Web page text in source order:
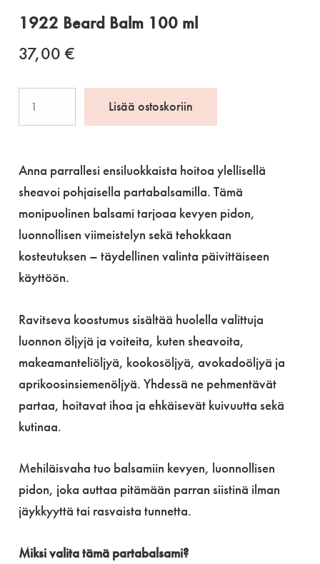
1922 Beard Balm 100 ml
37,00 €
100
ml
määrä
Lisää ostoskoriin
Anna parrallesi ensiluokkaista hoitoa ylellisellä
sheavoi pohjaisella partabalsamilla. Tämä
monipuolinen balsami tarjoaa kevyen pidon,
luonnollisen viimeistelyn sekä tehokkaan
kosteutuksen – täydellinen valinta päivittäiseen
käyttöön.
Ravitseva koostumus sisältää huolella valittuja
luonnon öljyjä ja voiteita, kuten sheavoita,
makeamanteliöljyä, kookosöljyä, avokadoöljyä ja
aprikoosinsiemenöljyä. Yhdessä ne pehmentävät
partaa, hoitavat ihoa ja ehkäisevät kuivuutta sekä
kutinaa.
Mehiläisvaha tuo balsamiin kevyen, luonnollisen
pidon, joka auttaa pitämään parran siistinä ilman
jäykkyyttä tai rasvaista tunnetta.
Miksi valita tämä partabalsami?